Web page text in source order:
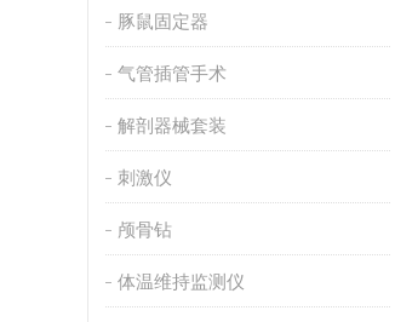
豚鼠固定器
气管插管手术
解剖器械套装
刺激仪
颅骨钻
体温维持监测仪